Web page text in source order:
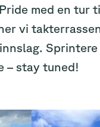
med en tur
vi
– stay tuned!